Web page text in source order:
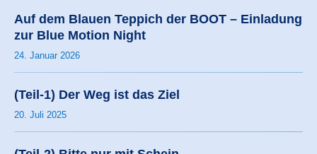
Auf dem Blauen Teppich der BOOT – Einladung
zur Blue Motion Night
24. Januar 2026
(Teil-1) Der Weg ist das Ziel
20. Juli 2025